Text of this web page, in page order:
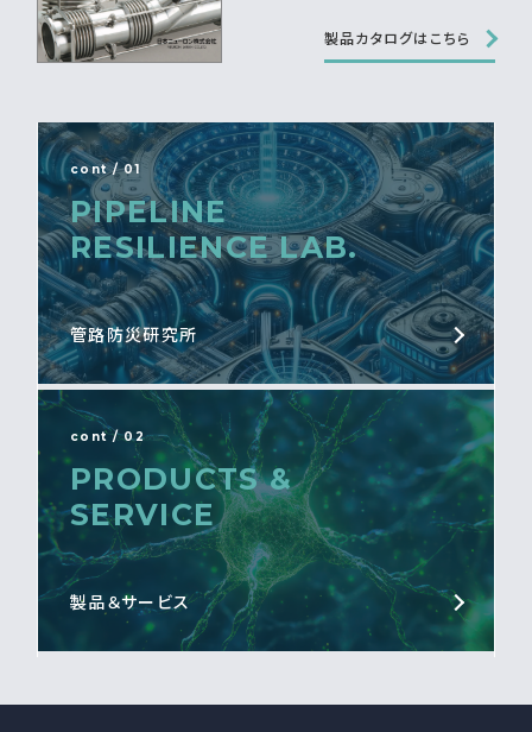
製品カタログはこちら
cont / 01
PIPELINE
RESILIENCE LAB.
管路防災研究所
cont / 02
PRODUCTS &
SERVICE
製品＆サービス